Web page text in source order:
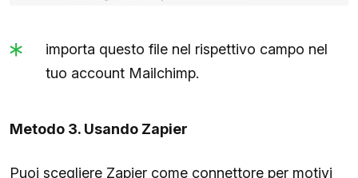
importa questo file nel rispettivo campo nel
tuo account Mailchimp.
Metodo 3. Usando Zapier
Puoi scegliere Zapier come connettore per motivi